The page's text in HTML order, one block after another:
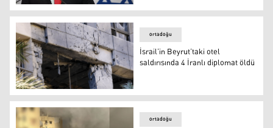
İsrail Savunma Bakanı Yisrael Katz
İsrail’in Beyrut’taki otel saldırısında 4 İranlı diplomat
ortadoğu
İsrail’in Beyrut’taki otel
saldırısında 4 İranlı diplomat öldü
ortadoğu